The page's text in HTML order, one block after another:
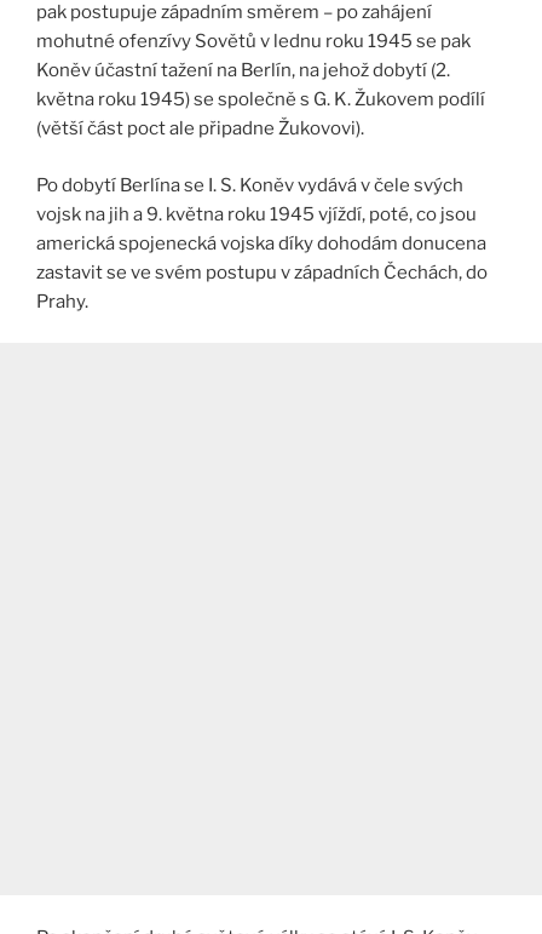
pak postupuje západním směrem – po zahájení
mohutné ofenzívy Sovětů v lednu roku 1945 se pak
Koněv účastní tažení na Berlín, na jehož dobytí (2.
května roku 1945) se společně s G. K. Žukovem podílí
(větší část poct ale připadne Žukovovi).
Po dobytí Berlína se I. S. Koněv vydává v čele svých
vojsk na jih a 9. května roku 1945 vjíždí, poté, co jsou
americká spojenecká vojska díky dohodám donucena
zastavit se ve svém postupu v západních Čechách, do
Prahy.